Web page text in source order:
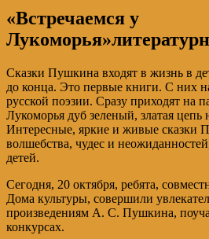
«Встречаемся у
Сказки Пушкина входят в жизнь в
до конца. Это первые книги. С них
русской поэзии. Сразу приходят на
Лукоморья дуб зеленый, златая
Интересные, яркие и живые сказки
волшебства, чудес и
детей.
Сегодня, 20 октября, ребята,
Дома культуры, совершили
произведениям А. С. Пушкина,
конкурсах.